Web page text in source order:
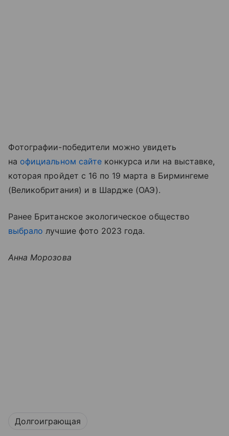
Фотографии-победители можно увидеть
на официальном сайте конкурса или на выставке,
которая пройдет с 16 по 19 марта в Бирмингеме
(Великобритания) и в Шардже (ОАЭ).
Ранее Британское экологическое общество
выбрало лучшие фото 2023 года.
Анна Морозова
Долгоиграющая